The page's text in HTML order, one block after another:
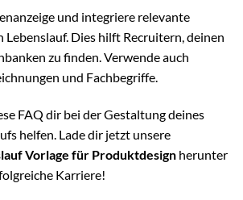
und integriere relevante
Lebenslauf. Dies hilft Recruitern, deinen
zu finden. Verwende auch
und Fachbegriffe.
FAQ dir bei der Gestaltung deines
helfen. Lade dir jetzt unsere
Vorlage für Produktdesign herunter
Karriere!